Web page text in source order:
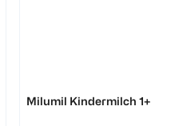
Milumil Kindermilch 1+